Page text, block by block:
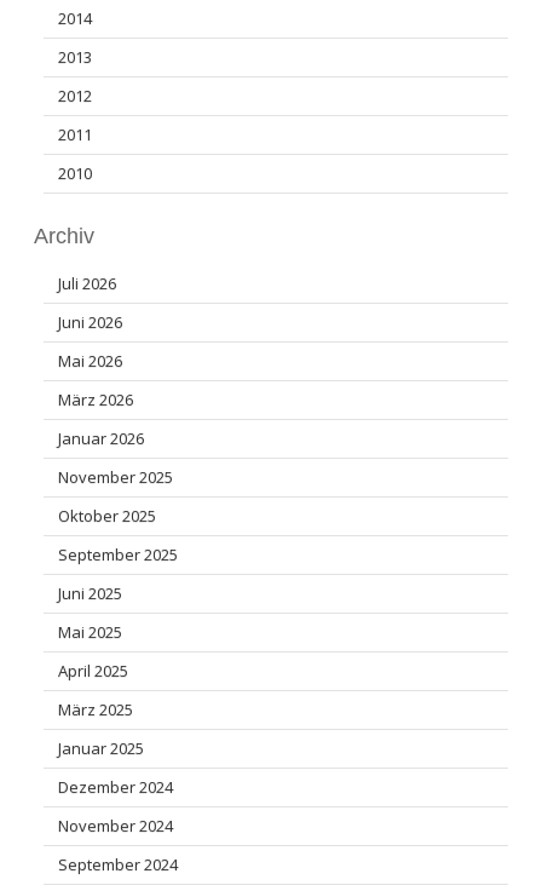
2014
2013
2012
2011
2010
Archiv
Juli 2026
Juni 2026
Mai 2026
März 2026
Januar 2026
November 2025
Oktober 2025
September 2025
Juni 2025
Mai 2025
April 2025
März 2025
Januar 2025
Dezember 2024
November 2024
September 2024